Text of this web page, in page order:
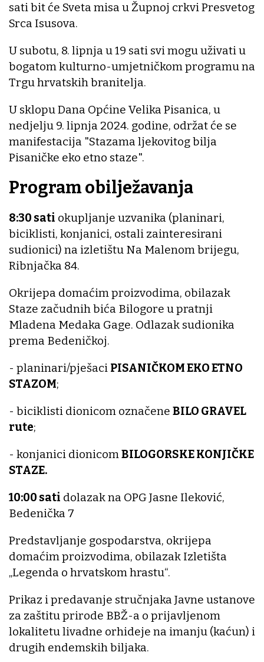
sati bit će Sveta misa u Župnoj crkvi Presvetog
Srca Isusova.
U subotu, 8. lipnja u 19 sati svi mogu uživati u
bogatom kulturno-umjetničkom programu na
Trgu hrvatskih branitelja.
U sklopu Dana Općine Velika Pisanica, u
nedjelju 9. lipnja 2024. godine, održat će se
manifestacija "Stazama ljekovitog bilja
Pisaničke eko etno staze".
Program obilježavanja
8:30 sati okupljanje uzvanika (planinari,
biciklisti, konjanici, ostali zainteresirani
sudionici) na izletištu Na Malenom brijegu,
Ribnjačka 84.
Okrijepa domaćim proizvodima, obilazak
Staze začudnih bića Bilogore u pratnji
Mladena Medaka Gage. Odlazak sudionika
prema Bedeničkoj.
- planinari/pješaci PISANIČKOM EKO ETNO
STAZOM;
- biciklisti dionicom označene BILO GRAVEL
rute;
- konjanici dionicom BILOGORSKE KONJIČKE
STAZE.
10:00 sati dolazak na OPG Jasne Ileković,
Bedenička 7
Predstavljanje gospodarstva, okrijepa
domaćim proizvodima, obilazak Izletišta
„Legenda o hrvatskom hrastu“.
Prikaz i predavanje stručnjaka Javne ustanove
za zaštitu prirode BBŽ-a o prijavljenom
lokalitetu livadne orhideje na imanju (kaćun) i
drugih endemskih biljaka.